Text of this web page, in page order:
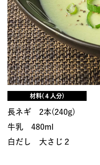
材料(４人分)
長ネギ 2本(240g)
牛乳 480ml
白だし 大さじ２